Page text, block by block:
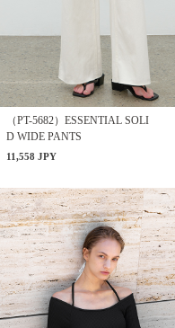
（PT-5682）ESSENTIAL SOLI
D WIDE PANTS
11,558 JPY